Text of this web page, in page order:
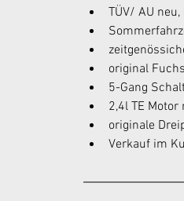
TÜV/ AU
original
5-Gang
2,4l TE
originale
Verkauf im